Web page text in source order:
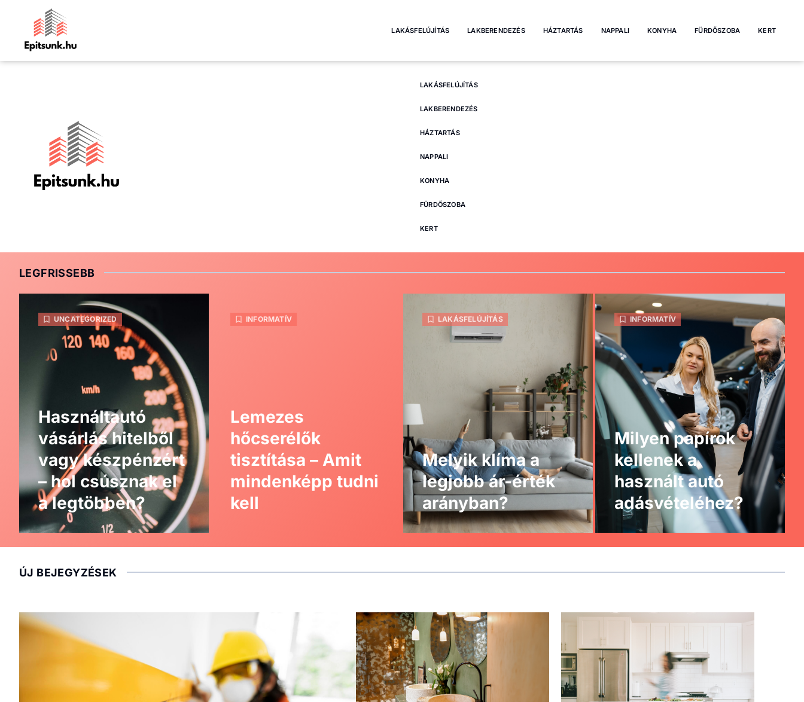
LAKÁSFELÚJÍTÁS LAKBERENDEZÉS HÁZTARTÁS NAPPALI KONYHA FÜRDŐSZOBA KERT
LAKÁSFELÚJÍTÁS
LAKBERENDEZÉS
HÁZTARTÁS
NAPPALI
KONYHA
FÜRDŐSZOBA
KERT
LEGFRISSEBB
UNCATEGORIZED
Használtautó
vásárlás hitelből
vagy készpénzért
– hol csúsznak el
a legtöbben?
INFORMATÍV
Lemezes
hőcserélők
tisztítása – Amit
mindenképp tudni
kell
LAKÁSFELÚJÍTÁS
Melyik klíma a
legjobb ár-érték
arányban?
INFORMATÍV
Milyen papírok
kellenek a
használt autó
adásvételéhez?
ÚJ BEJEGYZÉSEK